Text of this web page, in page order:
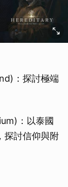
：探討極端
：以泰國
探討信仰與附